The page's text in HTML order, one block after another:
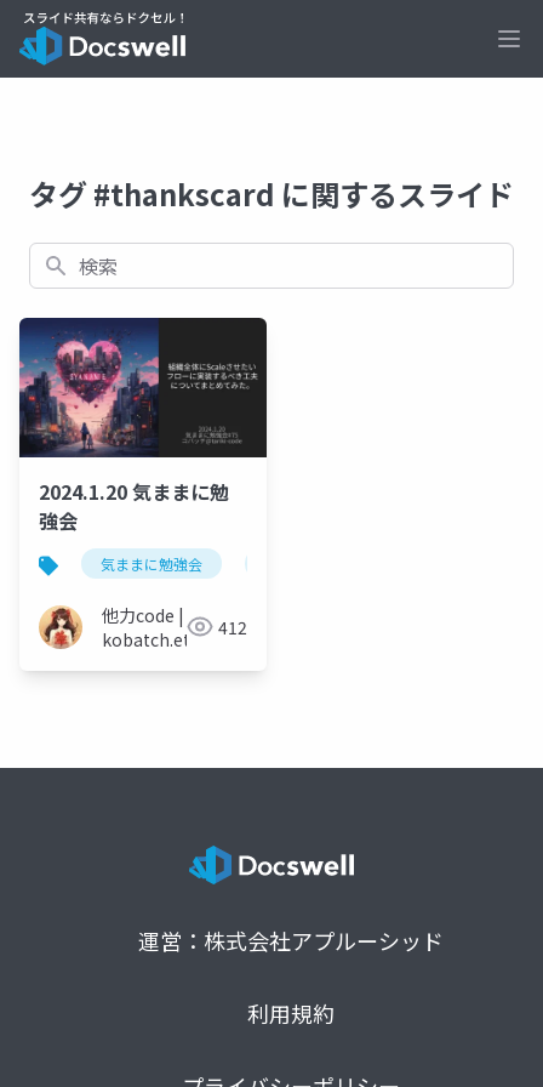
タグ #thankscard に関するスライド
検索
2024.1.20 気ままに勉
強会
気ままに勉強会
他力code |
kobatch.eth
412
運営：株式会社アプルーシッド
利用規約